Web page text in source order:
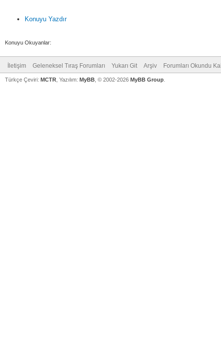
Konuyu Yazdır
Konuyu Okuyanlar:
İletişim Geleneksel Tıraş Forumları Yukarı Git Arşiv Forumları Okundu
Türkçe Çeviri: MCTR , Yazılım: MyBB , © 2002-2026 MyBB Group